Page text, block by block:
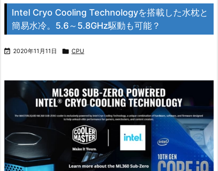
Intel Cryo Cooling Technologyを搭載した水枕と
簡易水冷。5.6～5.8GHz駆動も可能？
 2020年11月11日  CPU